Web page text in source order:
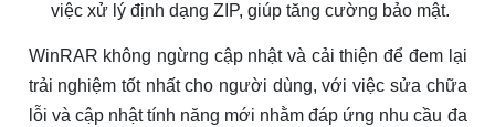
việc xử lý định dạng ZIP, giúp tăng cường bảo mật.
WinRAR không ngừng cập nhật và cải thiện để đem lại
trải nghiệm tốt nhất cho người dùng, với việc sửa chữa
lỗi và cập nhật tính năng mới nhằm đáp ứng nhu cầu đa